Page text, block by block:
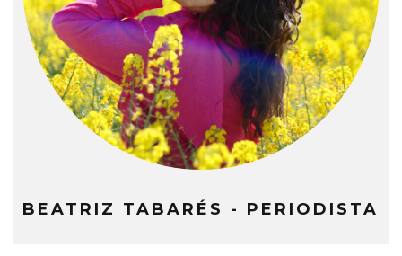
BEATRIZ TABARÉS - PERIODISTA